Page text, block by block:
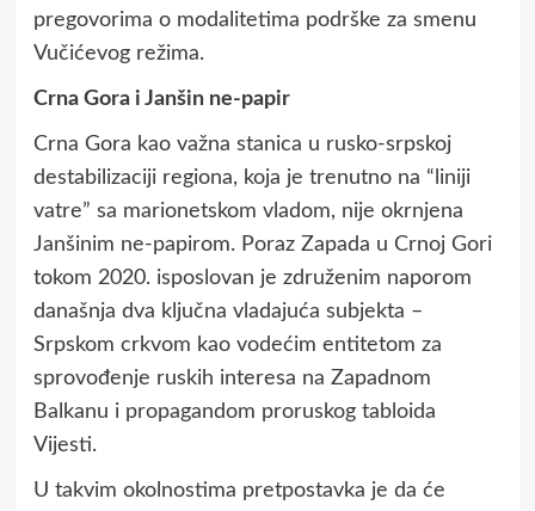
pregovorima o modalitetima podrške za smenu
Vučićevog režima.
Crna Gora i Janšin ne-papir
Crna Gora kao važna stanica u rusko-srpskoj
destabilizaciji regiona, koja je trenutno na “liniji
vatre” sa marionetskom vladom, nije okrnjena
Janšinim ne-papirom. Poraz Zapada u Crnoj Gori
tokom 2020. isposlovan je združenim naporom
današnja dva ključna vladajuća subjekta –
Srpskom crkvom kao vodećim entitetom za
sprovođenje ruskih interesa na Zapadnom
Balkanu i propagandom proruskog tabloida
Vijesti.
U takvim okolnostima pretpostavka je da će